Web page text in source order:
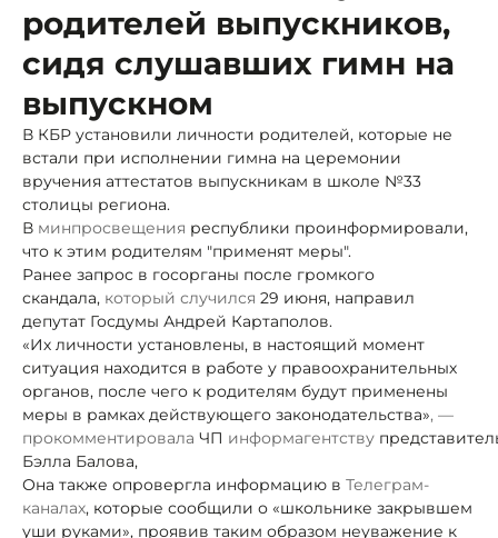
родителей выпускников,
сидя слушавших гимн на
выпускном
В КБР установили личности родителей, которые не
встали при исполнении гимна на церемонии
вручения аттестатов выпускникам в школе №33
столицы региона.
В минпросвещения республики проинформировали,
что к этим родителям "применят меры".
Ранее запрос в госорганы после громкого
скандала, который случился 29 июня, направил
депутат Госдумы Андрей Картаполов.
«Их личности установлены, в настоящий момент
ситуация находится в работе у правоохранительных
органов, после чего к родителям будут применены
меры в рамках действующего законодательства», —
прокомментировала ЧП информагентству
Бэлла Балова,
Она также опровергла информацию в Телеграм-
каналах, которые сообщили о «школьнике закрывшем
уши руками», проявив таким образом неуважение к